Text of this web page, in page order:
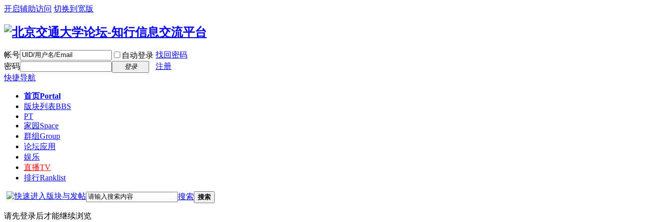
开启辅助访问 切换到宽版
帐号 自动登录 找回密码
密码
登录
注册
快捷导航
首页Portal
版块列表BBS
PT
家园 Space
群组Group
论坛应用
娱乐
直播TV
排行Ranklist
搜索 搜索
请先登录后才能继续浏览